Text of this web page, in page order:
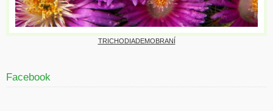
TRICHODIADEMOBRANÍ
Facebook